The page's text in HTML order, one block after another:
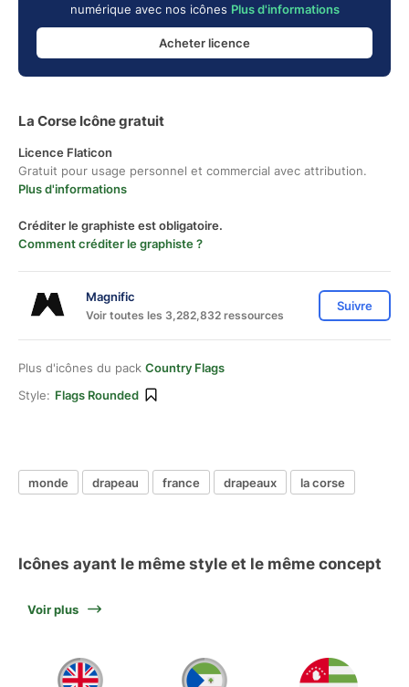
numérique avec nos icônes Plus d'informations
Acheter licence
La Corse Icône gratuit
Licence Flaticon
Gratuit pour usage personnel et commercial avec attribution.
Plus d'informations
Créditer le graphiste est obligatoire.
Comment créditer le graphiste ?
Magnific
Voir toutes les 3,282,832 ressources
Suivre
Plus d'icônes du pack Country Flags
Style: Flags Rounded
monde drapeau france drapeaux la corse
Icônes ayant le même style et le même concept
Voir plus